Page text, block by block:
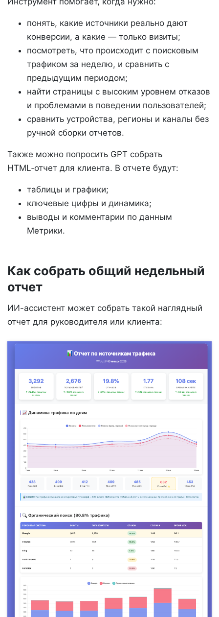
понять, какие источники реально дают
конверсии, а какие — только визиты;
посмотреть, что происходит с поисковым
трафиком за неделю, и сравнить с
предыдущим периодом;
найти страницы с высоким уровнем отказов
и проблемами в поведении пользователей;
сравнить устройства, регионы и каналы без
ручной сборки отчетов.
Также можно попросить GPT собрать
HTML‑отчет для клиента. В отчете будут:
таблицы и графики;
ключевые цифры и динамика;
выводы и комментарии по данным
Метрики.
Как собрать общий недельный
отчет
ИИ-ассистент может собрать такой наглядный
отчет для руководителя или клиента: